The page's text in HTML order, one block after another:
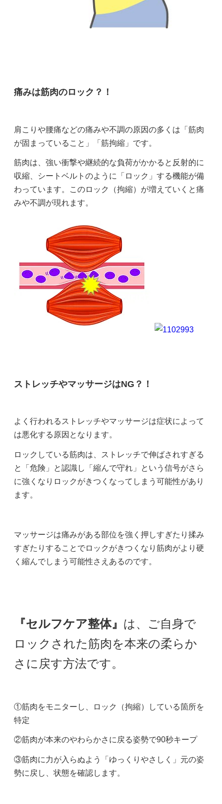
痛みは筋肉のロック？！
肩こりや腰痛などの痛みや不調の原因の多くは「筋肉
が固まっていること」「筋拘縮」です。
筋肉は、強い衝撃や継続的な負荷がかかると反射的に
収縮、シートベルトのように「ロック」する機能が備
わっています。このロック（拘縮）が増えていくと痛
みや不調が現れます。
ストレッチやマッサージはNG？！
よく行われるストレッチやマッサージは症状によって
は悪化する原因となります。
ロックしている筋肉は、ストレッチで伸ばされすぎる
と「危険」と認識し「縮んで守れ」という信号がさら
に強くなりロックがきつくなってしまう可能性があり
ます。
マッサージは痛みがある部位を強く押しすぎたり揉み
すぎたりすることでロックがきつくなり筋肉がより硬
く縮んでしまう可能性さえあるのです。
『セルフケア整体』 は、ご自身で
ロックされた筋肉を本来の柔らか
さに戻す方法です。
①筋肉をモニターし、ロック（拘縮）している箇所を
特定
②筋肉が本来のやわらかさに戻る姿勢で90秒キープ
③筋肉に力が入らぬよう「ゆっくりやさしく」元の姿
勢に戻し、状態を確認します。